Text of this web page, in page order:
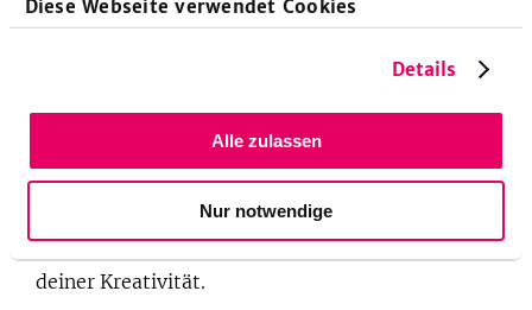
Diese Webseite verwendet Cookies
Details
Alle zulassen
Nur notwendige
Familie, die WG und alle anderen Low-Carb-
Fans. Diese Variante des israelischen
Nationalgerichts setzt auf Auberginen,
prinzipiell bist du in der Zusammensetzung der
Zutaten aber frei. Eine zentrale Rolle nehmen die
Eier ein, was du sonst verwendest überlassen wir
deiner Kreativität.